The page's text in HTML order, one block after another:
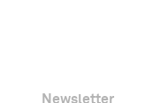
Newsletter